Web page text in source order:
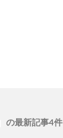
の最新記事4件